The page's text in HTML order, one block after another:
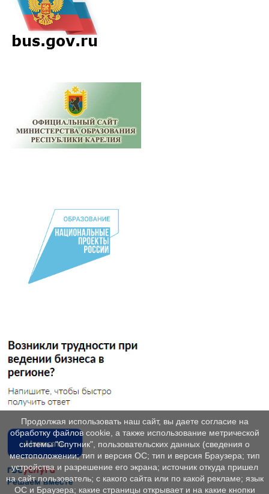
Продолжая использовать наш сайт, вы даете согласие на
обработку файлов cookie, а также использование метрической
системы "Спутник", пользовательских данных (сведения о
местоположении; тип и версия ОС; тип и версия Браузера; тип
устройства и разрешение его экрана; источник откуда пришел
на сайт пользователь; с какого сайта или по какой рекламе; язык
ОС и Браузера; какие страницы открывает и на какие кнопки